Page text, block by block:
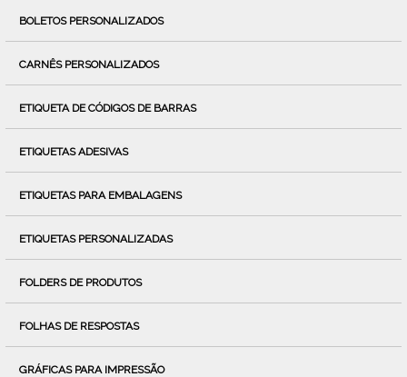
BOLETOS PERSONALIZADOS
CARNÊS PERSONALIZADOS
ETIQUETA DE CÓDIGOS DE BARRAS
ETIQUETAS ADESIVAS
ETIQUETAS PARA EMBALAGENS
ETIQUETAS PERSONALIZADAS
FOLDERS DE PRODUTOS
FOLHAS DE RESPOSTAS
GRÁFICAS PARA IMPRESSÃO